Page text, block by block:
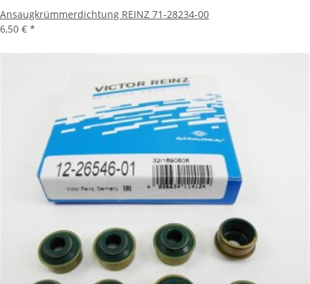
Ansaugkrümmerdichtung REINZ 71-28234-00
6,50 € *